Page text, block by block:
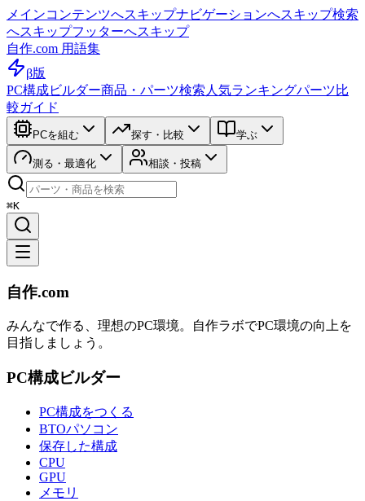
メインコンテンツへスキップナビゲーションへスキップ検索
へスキップフッターへスキップ
自作.com 用語集
β版
PC構成ビルダー商品・パーツ検索 人気ランキングパーツ比
較ガイド
PCを組む 探す・比較 学ぶ
測る・最適化 相談・投稿
⌘K
自作.com
みんなで作る、理想のPC環境。 自作ラボでPC環境の向上を
目指しましょう。
PC構成ビルダー
PC構成をつくる
BTOパソコン
保存した構成
CPU
GPU
メモリ